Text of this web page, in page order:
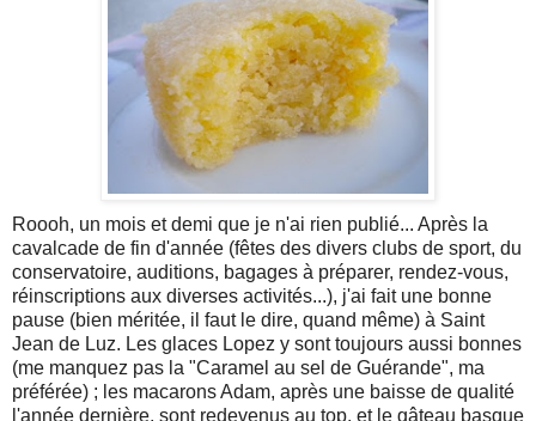
Roooh, un mois et demi que je n'ai rien publié... Après la
cavalcade de fin d'année (fêtes des divers clubs de sport, du
conservatoire, auditions, bagages à préparer, rendez-vous,
réinscriptions aux diverses activités...), j'ai fait une bonne
pause (bien méritée, il faut le dire, quand même) à Saint
Jean de Luz. Les glaces Lopez y sont toujours aussi bonnes
(me manquez pas la "Caramel au sel de Guérande", ma
préférée) ; les macarons Adam, après une baisse de qualité
l'année dernière, sont redevenus au top, et le gâteau basque